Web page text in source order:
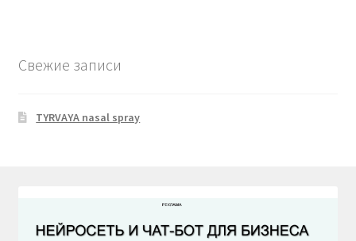
Свежие записи
TYRVAYA nasal spray